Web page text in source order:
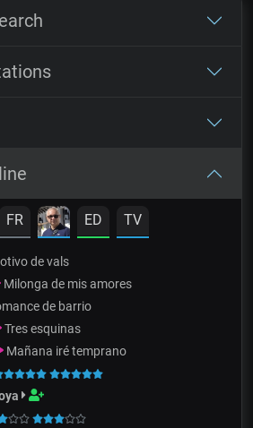
FR ED TV
de vals
Milonga de mis amores
de barrio
Tres esquinas
Mañana iré temprano